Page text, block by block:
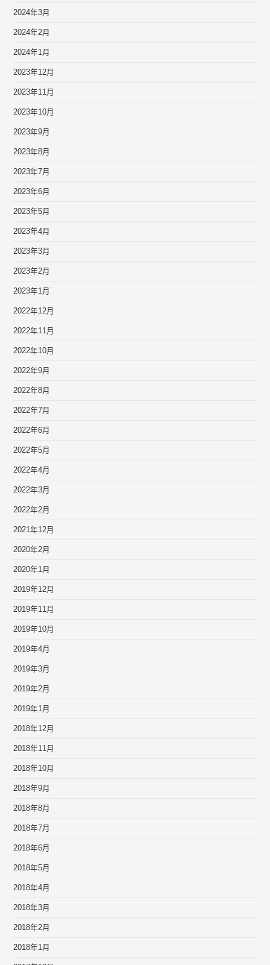
2024年3月
2024年2月
2024年1月
2023年12月
2023年11月
2023年10月
2023年9月
2023年8月
2023年7月
2023年6月
2023年5月
2023年4月
2023年3月
2023年2月
2023年1月
2022年12月
2022年11月
2022年10月
2022年9月
2022年8月
2022年7月
2022年6月
2022年5月
2022年4月
2022年3月
2022年2月
2021年12月
2020年2月
2020年1月
2019年12月
2019年11月
2019年10月
2019年4月
2019年3月
2019年2月
2019年1月
2018年12月
2018年11月
2018年10月
2018年9月
2018年8月
2018年7月
2018年6月
2018年5月
2018年4月
2018年3月
2018年2月
2018年1月